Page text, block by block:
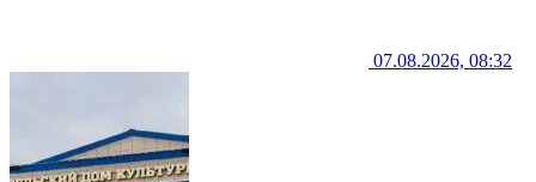
07.08.2026, 08:32